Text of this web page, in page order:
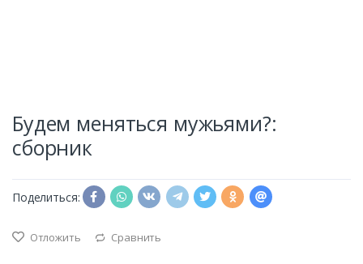
Будем меняться мужьями?:
сборник
Поделиться:
Отложить Сравнить